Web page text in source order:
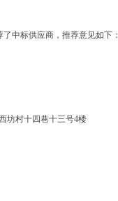
中标供应商，推荐意见如下：
坊村十四巷十三号4楼